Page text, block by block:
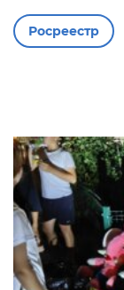
Росреестр